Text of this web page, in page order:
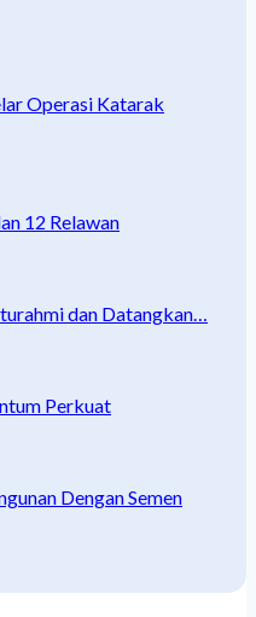
Operasi Katarak
12 Relawan
dan Datangkan…
Perkuat
Dengan Semen